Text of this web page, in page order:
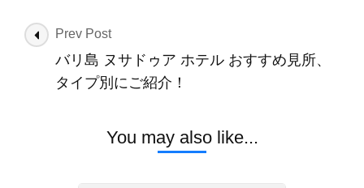
Post
Navigation
Prev Post
バリ島 ヌサドゥア ホテル おすすめ見所、
タイプ別にご紹介！
You may also like...